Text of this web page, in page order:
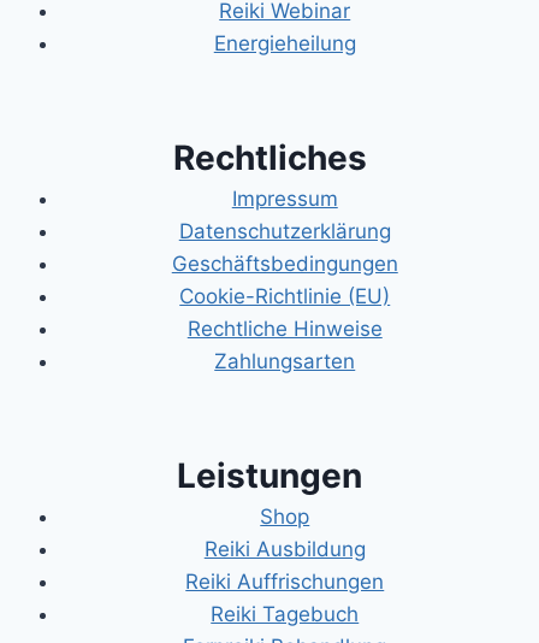
Reiki Webinar
Energieheilung
Rechtliches
Impressum
Datenschutzerklärung
Geschäftsbedingungen
Cookie-Richtlinie (EU)
Rechtliche Hinweise
Zahlungsarten
Leistungen
Shop
Reiki Ausbildung
Reiki Auffrischungen
Reiki Tagebuch